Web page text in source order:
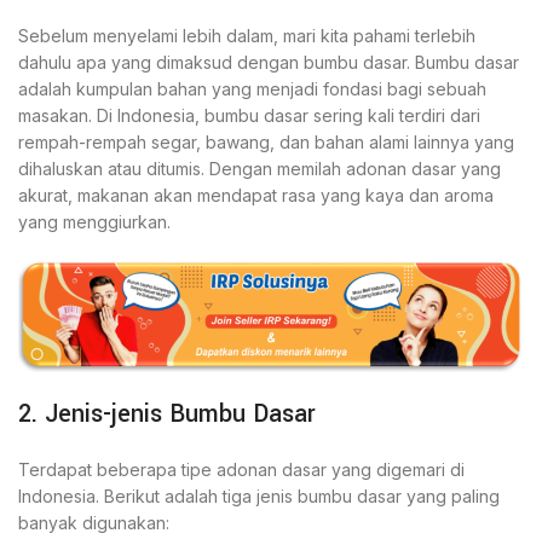
Sebelum menyelami lebih dalam, mari kita pahami terlebih
dahulu apa yang dimaksud dengan bumbu dasar. Bumbu dasar
adalah kumpulan bahan yang menjadi fondasi bagi sebuah
masakan. Di Indonesia, bumbu dasar sering kali terdiri dari
rempah-rempah segar, bawang, dan bahan alami lainnya yang
dihaluskan atau ditumis. Dengan memilah adonan dasar yang
akurat, makanan akan mendapat rasa yang kaya dan aroma
yang menggiurkan.
2. Jenis-jenis Bumbu Dasar
Terdapat beberapa tipe adonan dasar yang digemari di
Indonesia. Berikut adalah tiga jenis bumbu dasar yang paling
banyak digunakan: